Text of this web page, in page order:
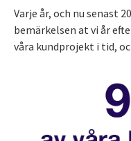
Varje år, och nu senast
bemärkelsen at vi år
våra kundprojekt i tid,